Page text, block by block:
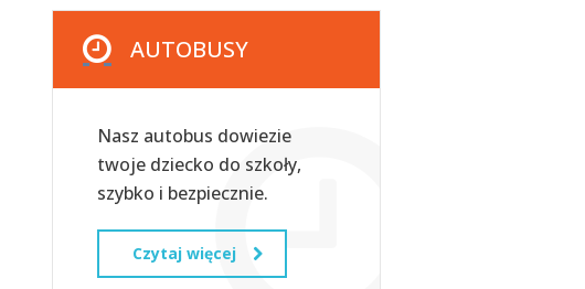
AUTOBUSY
Nasz autobus dowiezie
twoje dziecko do szkoły,
szybko i bezpiecznie.
Czytaj więcej